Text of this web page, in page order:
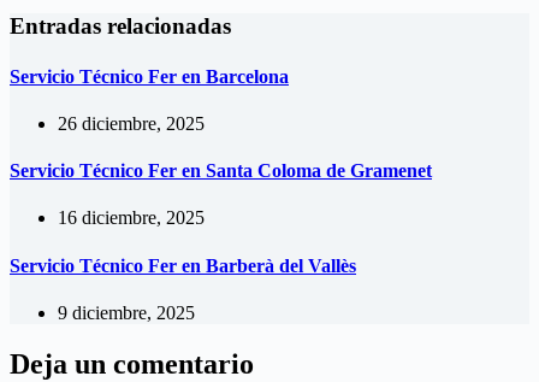
Entradas relacionadas
Servicio Técnico Fer en Barcelona
26 diciembre, 2025
Servicio Técnico Fer en Santa Coloma de Gramenet
16 diciembre, 2025
Servicio Técnico Fer en Barberà del Vallès
9 diciembre, 2025
Deja un comentario